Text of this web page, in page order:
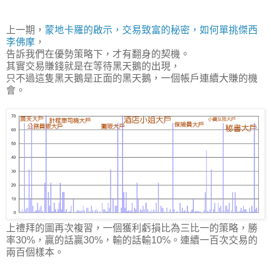
上一期， 蒙地卡羅的啟示，交易致富的秘密，如何單挑傑西
李佛摩 ，
告訴我們在優勢策略下，才有翻身的契機。
其實交易賺錢就是在等待黑天鵝的出現，
只不過這隻黑天鵝是正面的黑天鵝，一個帳戶連續大賺的機
會。
上禮拜的圖再次複習，一個獲利虧損比為三比一的策略，勝
率30%，贏的話贏30%，輸的話輸10%。連續一百次交易的
兩百個樣本。